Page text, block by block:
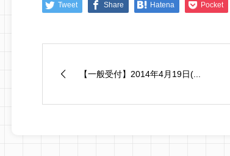
Tweet Share Hatena Pocket
【一般受付】2014年4月19日(...